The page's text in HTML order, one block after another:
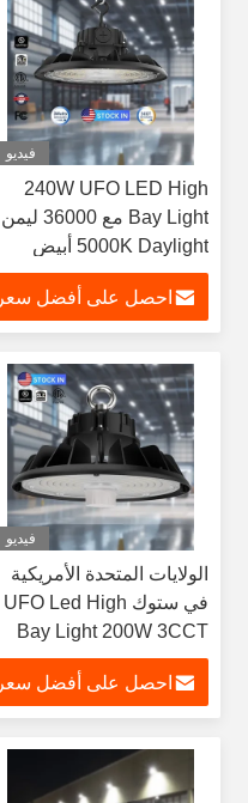
فيديو
240W UFO LED High
Bay Light مع 36000 ليمن
5000K Daylight أبيض
IP65 للمستودع
احصل على أفضل سعر
فيديو
الولايات المتحدة الأمريكية
في ستوك UFO Led High
Bay Light 200W 3CCT
قابل للتعديل High Bay
Light الإضاءة الصناعية
التجارية
احصل على أفضل سعر